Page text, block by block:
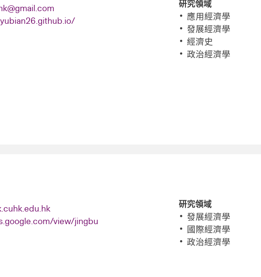
研究領域
應用經濟學
發展經濟學
經濟史
政治經濟學
view/jingbu
研究領域
發展經濟學
國際經濟學
政治經濟學